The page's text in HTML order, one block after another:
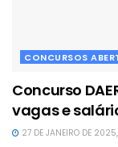
CONCURSOS
Concurso
vagas e
27 DE JANEIRO DE